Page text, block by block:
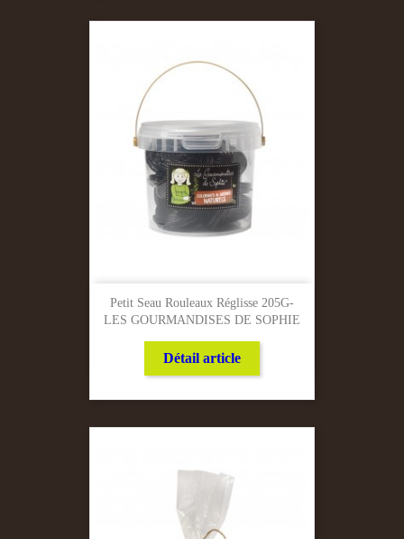
Petit Seau Rouleaux Réglisse 205G-
LES GOURMANDISES DE SOPHIE
Détail article